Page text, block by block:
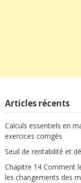
Articles récents
Calculs essentiels en
exercices corrigés
Seuil de rentabilité et
Chapitre 14 Comment
les changements des